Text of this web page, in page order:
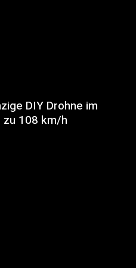
DIY Drohne im
zu 108 km/h